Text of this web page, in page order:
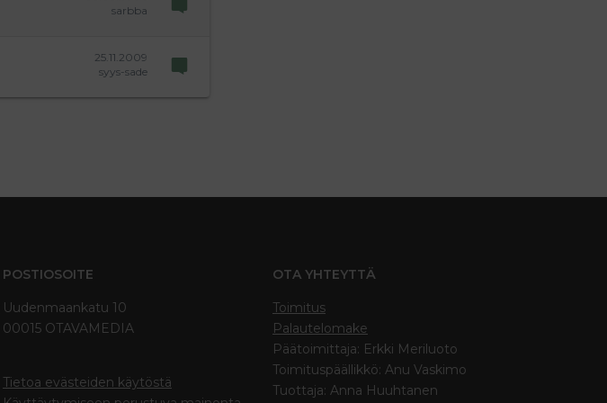
sarbba
25.11.2009
syys-sade
POSTIOSOITE
Uudenmaankatu 10
00015 OTAVAMEDIA
Tietoa evästeiden käytöstä
OTA YHTEYTTÄ
Toimitus
Palautelomake
Päätoimittaja: Erkki Meriluoto
Toimituspäällikkö: Anu Vaskimo
Tuottaja: Anna Huuhtanen